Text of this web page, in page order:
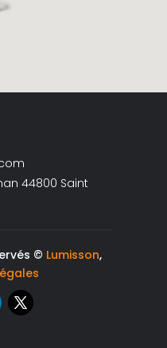
44800 Saint
© Lumisson,